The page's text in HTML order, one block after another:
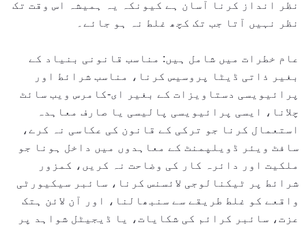
نظر انداز کرنا آسان ہے کیونکہ یہ ہمیشہ اس وقت تک
نظر نہیں آتا جب تک کچھ غلط نہ ہو جائے۔
عام خطرات میں شامل ہیں: مناسب قانونی بنیاد کے
بغیر ذاتی ڈیٹا پروسیس کرنا، مناسب شرائط اور
پرائیویسی دستاویزات کے بغیر ای-کامرس ویب سائٹ
چلانا، ایسی پرائیویسی پالیسی یا صارف معاہدہ
استعمال کرنا جو ترکی کے قانون کی عکاسی نہ کرے،
سافٹ ویئر ڈویلپمنٹ کے معاہدوں میں داخل ہونا جو
ملکیت اور دائرہ کار کی وضاحت نہ کریں، کمزور
شرائط پر ٹیکنالوجی لائسنس کرنا، سائبر سیکیورٹی
واقعے کو غلط طریقے سے سنبھالنا، اور آن لائن ہتک
عزت، سائبر کرائم کی شکایات، یا ڈیجیٹل شواہد پر